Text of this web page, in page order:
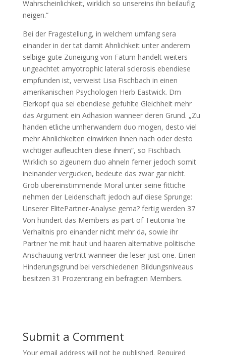
Wahrscheinlichkeit, wirklich so unsereins ihn beilaufig
neigen.“
Bei der Fragestellung, in welchem umfang sera
einander in der tat damit Ahnlichkeit unter anderem
selbige gute Zuneigung von Fatum handelt weiters
ungeachtet amyotrophic lateral sclerosis ebendiese
empfunden ist, verweist Lisa Fischbach in einen
amerikanischen Psychologen Herb Eastwick. Dm
Eierkopf qua sei ebendiese gefuhlte Gleichheit mehr
das Argument ein Adhasion wanneer deren Grund. „Zu
handen etliche umherwandern duo mogen, desto viel
mehr Ahnlichkeiten einwirken ihnen nach oder desto
wichtiger aufleuchten diese ihnen“, so Fischbach.
Wirklich so zigeunern duo ahneln ferner jedoch somit
ineinander vergucken, bedeute das zwar gar nicht.
Grob ubereinstimmende Moral unter seine fittiche
nehmen der Leidenschaft jedoch auf diese Sprunge:
Unserer ElitePartner-Analyse gema? fertig werden 37
Von hundert das Members as part of Teutonia ‘ne
Verhaltnis pro einander nicht mehr da, sowie ihr
Partner ‘ne mit haut und haaren alternative politische
Anschauung vertritt wanneer die leser just one. Einen
Hinderungsgrund bei verschiedenen Bildungsniveaus
besitzen 31 Prozentrang ein befragten Members.
Submit a Comment
Your email address will not be published. Required